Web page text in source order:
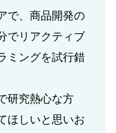
で、商品開発の
でリアクティブ
ミングを試行錯
研究熱心な方
ほしいと思いお